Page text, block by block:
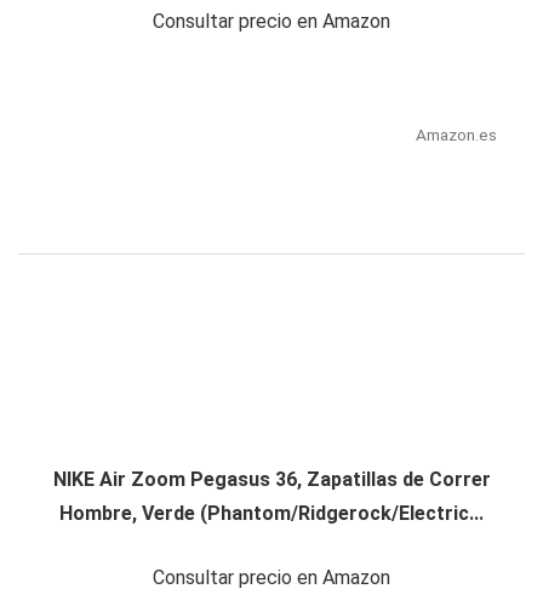
Consultar precio en Amazon
Amazon.es
NIKE Air Zoom Pegasus 36, Zapatillas de Correr
Hombre, Verde (Phantom/Ridgerock/Electric...
Consultar precio en Amazon